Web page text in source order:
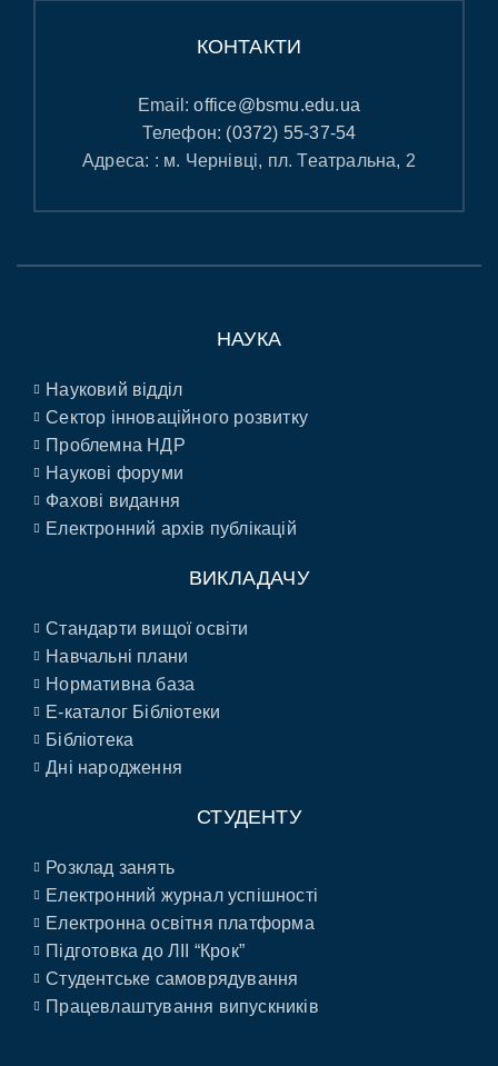
КОНТАКТИ
Email:office@bsmu.edu.ua
Телефон: (0372) 55-37-54
Адреса: : м. Чернівці, пл. Театральна, 2
НАУКА
Науковий відділ
Сектор інноваційного розвитку
Проблемна НДР
Наукові форуми
Фахові видання
Електронний архів публікацій
ВИКЛАДАЧУ
Стандарти вищої освіти
Навчальні плани
Нормативна база
E-каталог Бібліотеки
Бібліотека
Дні народження
СТУДЕНТУ
Розклад занять
Електронний журнал успішності
Електронна освітня платформа
Підготовка до ЛІІ “Крок”
Студентське самоврядування
Працевлаштування випускників